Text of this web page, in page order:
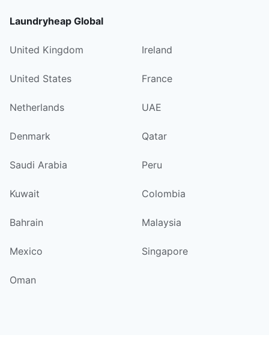
Laundryheap Global
United Kingdom Ireland
United States France
Netherlands UAE
Denmark Qatar
Saudi Arabia Peru
Kuwait Colombia
Bahrain Malaysia
Mexico Singapore
Oman